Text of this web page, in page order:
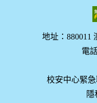
地址：880011
電
校安中心緊急